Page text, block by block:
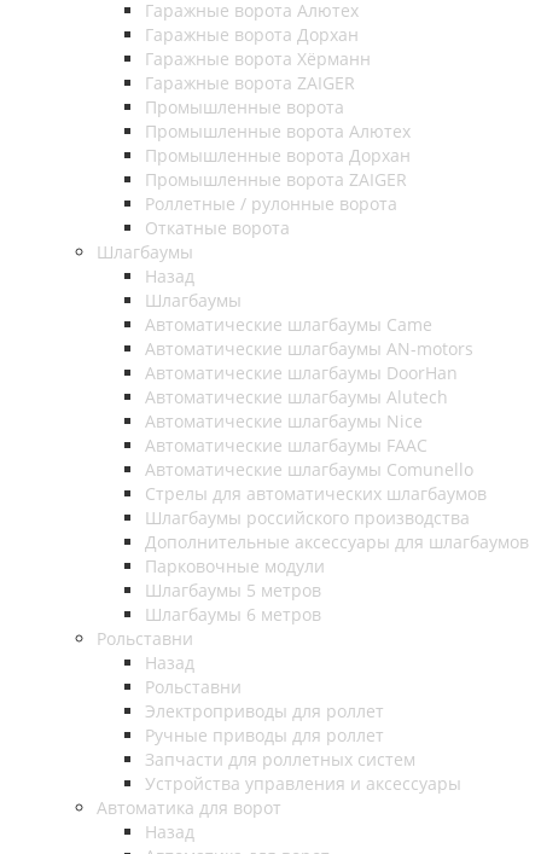
Гаражные ворота Алютех
Гаражные ворота Дорхан
Гаражные ворота Хёрманн
Гаражные ворота ZAIGER
Промышленные ворота
Промышленные ворота Алютех
Промышленные ворота Дорхан
Промышленные ворота ZAIGER
Роллетные / рулонные ворота
Откатные ворота
Шлагбаумы
Назад
Шлагбаумы
Автоматические шлагбаумы Came
Автоматические шлагбаумы AN-motors
Автоматические шлагбаумы DoorHan
Автоматические шлагбаумы Alutech
Автоматические шлагбаумы Nice
Автоматические шлагбаумы FAAC
Автоматические шлагбаумы Comunello
Стрелы для автоматических шлагбаумов
Шлагбаумы российского производства
Дополнительные аксессуары для шлагбаумов
Парковочные модули
Шлагбаумы 5 метров
Шлагбаумы 6 метров
Рольставни
Назад
Рольставни
Электроприводы для роллет
Ручные приводы для роллет
Запчасти для роллетных систем
Устройства управления и аксессуары
Автоматика для ворот
Назад